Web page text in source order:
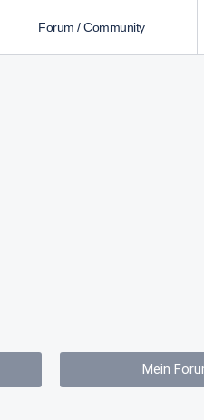
Forum / Community
Mein